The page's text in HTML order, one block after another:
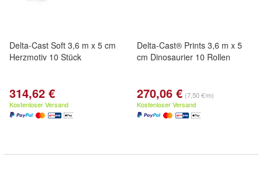
Delta-Cast Soft 3,6 m x 5 cm
Herzmotiv 10 Stück
314,62 €
Kostenloser Versand
Delta-Cast® Prints 3,6 m x 5
cm Dinosaurier 10 Rollen
270,06 € (7,50 €/m)
Kostenloser Versand